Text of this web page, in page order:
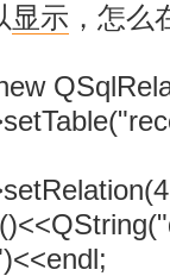
显示 ，怎么